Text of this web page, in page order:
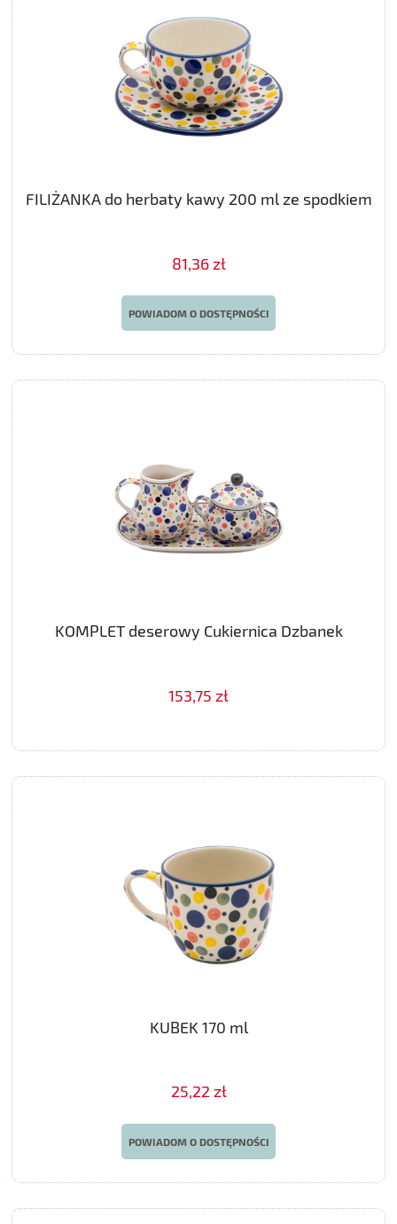
FILIŻANKA do herbaty kawy 200 ml ze spodkiem
81,36 zł
POWIADOM O DOSTĘPNOŚCI
KOMPLET deserowy Cukiernica Dzbanek
153,75 zł
KUBEK 170 ml
25,22 zł
POWIADOM O DOSTĘPNOŚCI